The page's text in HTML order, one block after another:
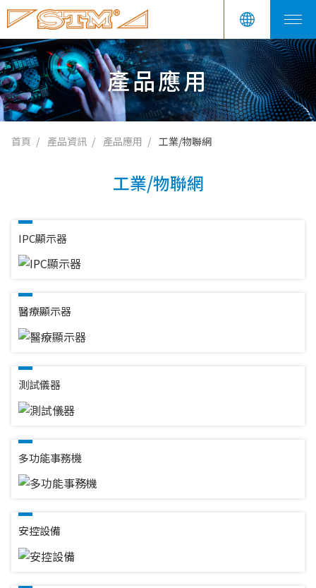
產品應用
首頁 產品資訊 產品應用 工業/物聯網
工業/物聯網
IPC顯示器
醫療顯示器
測試儀器
多功能事務機
安控設備